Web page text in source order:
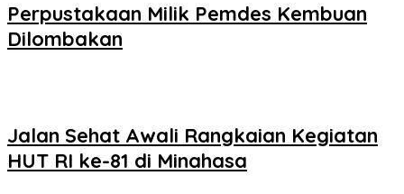
Perpustakaan Milik Pemdes Kembuan
Dilombakan
Jalan Sehat Awali Rangkaian Kegiatan
HUT RI ke-81 di Minahasa